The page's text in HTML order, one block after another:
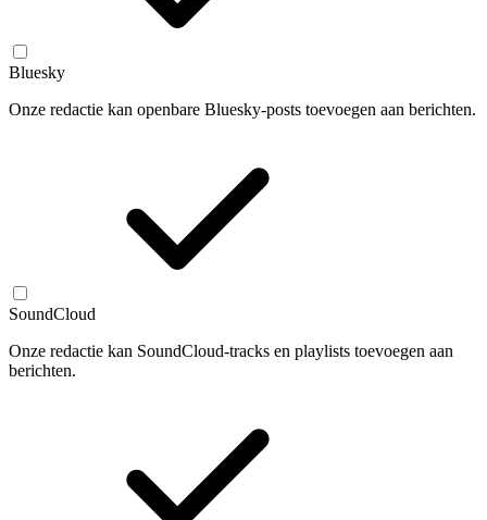
Bluesky
Onze redactie kan openbare Bluesky-posts toevoegen aan berichten.
SoundCloud
Onze redactie kan SoundCloud-tracks en playlists toevoegen aan
berichten.